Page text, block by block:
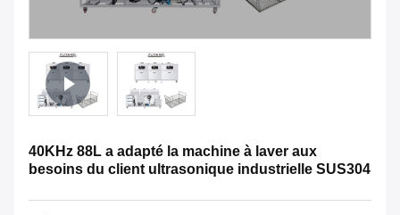
40KHz 88L a adapté la machine à laver aux
besoins du client ultrasonique industrielle SUS304